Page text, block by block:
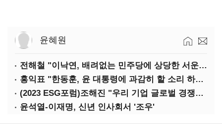
윤혜원
전해철 "이낙연, 배려없는 민주당에 상당한 서운함"
홍익표 "한동훈, 윤 대통령에 과감히 할 소리 하라"
(2023 ESG포럼)조해진 "우리 기업 글로벌 경쟁력 위해 경영부담 최소화해야"
윤석열-이재명, 신년 인사회서 '조우'